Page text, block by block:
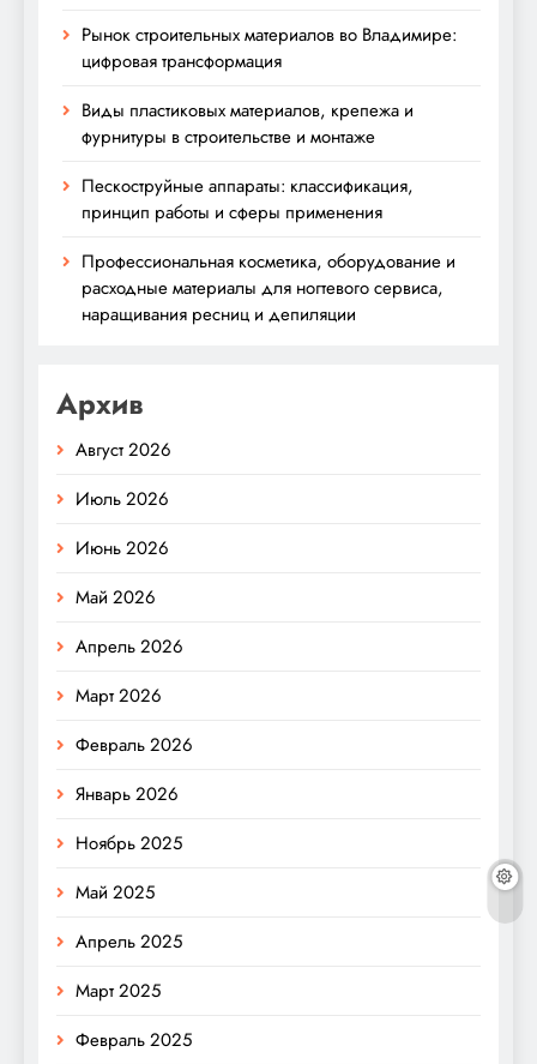
Рынок строительных материалов во Владимире:
цифровая трансформация
Виды пластиковых материалов, крепежа и
фурнитуры в строительстве и монтаже
Пескоструйные аппараты: классификация,
принцип работы и сферы применения
Профессиональная косметика, оборудование и
расходные материалы для ногтевого сервиса,
наращивания ресниц и депиляции
Архив
Август 2026
Июль 2026
Июнь 2026
Май 2026
Апрель 2026
Март 2026
Февраль 2026
Январь 2026
Ноябрь 2025
Май 2025
Апрель 2025
Март 2025
Февраль 2025